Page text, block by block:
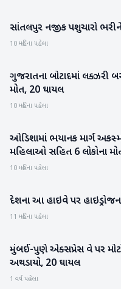
પાટણ
સાંતલપુર નજીક પશુચારો
10 મહિના પહેલા
ગુજરાત
ગુજરાતના બોટાદમાં લક્ઝરી
મોત, 20 ઘાયલ
10 મહિના પહેલા
રાષ્ટ્રીય
ઓડિશામાં ભયાનક માર્ગ
મહિલાઓ સહિત 6 લોકોના
10 મહિના પહેલા
રાષ્ટ્રીય
દેશના આ હાઇવે પર હાઇડ્રોજન
11 મહિના પહેલા
રાષ્ટ્રીય
મુંબઈ-પુણે એક્સપ્રેસ વે પર
અથડાયો, 20 ઘાયલ
1 વર્ષ પહેલા